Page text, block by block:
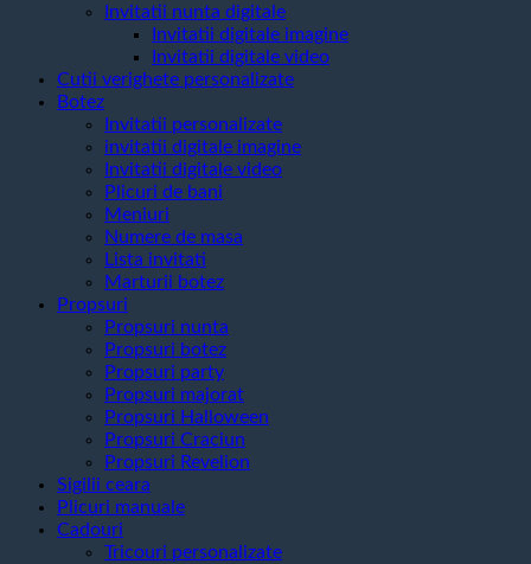
Invitatii nunta digitale
Invitatii digitale imagine
Invitatii digitale video
Cutii verighete personalizate
Botez
Invitatii personalizate
invitatii digitale imagine
Invitatii digitale video
Plicuri de bani
Meniuri
Numere de masa
Lista invitati
Marturii botez
Propsuri
Propsuri nunta
Propsuri botez
Propsuri party
Propsuri majorat
Propsuri Halloween
Propsuri Craciun
Propsuri Revelion
Sigilii ceara
Plicuri manuale
Cadouri
Tricouri personalizate